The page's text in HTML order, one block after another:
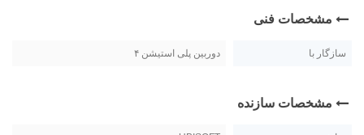
مشخصات فنی
سازگار با دوربین پلی استیشن ۴
مشخصات سازنده